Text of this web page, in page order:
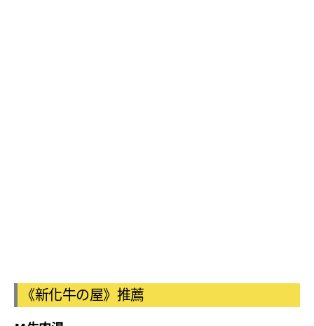
《新化牛の屋》推薦